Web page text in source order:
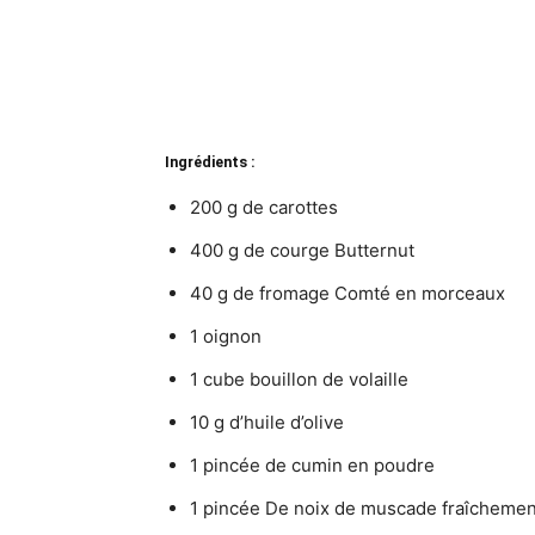
Ingrédients :
200 g de carottes
400 g de courge Butternut
40 g de fromage Comté en morceaux
1 oignon
1 cube bouillon de volaille
10 g d’huile d’olive
1 pincée de cumin en poudre
1 pincée De noix de muscade